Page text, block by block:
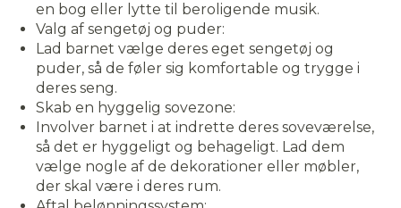
en bog eller lytte til beroligende musik.
Valg af sengetøj og puder:
Lad barnet vælge deres eget sengetøj og
puder, så de føler sig komfortable og trygge i
deres seng.
Skab en hyggelig sovezone:
Involver barnet i at indrette deres soveværelse,
så det er hyggeligt og behageligt. Lad dem
vælge nogle af de dekorationer eller møbler,
der skal være i deres rum.